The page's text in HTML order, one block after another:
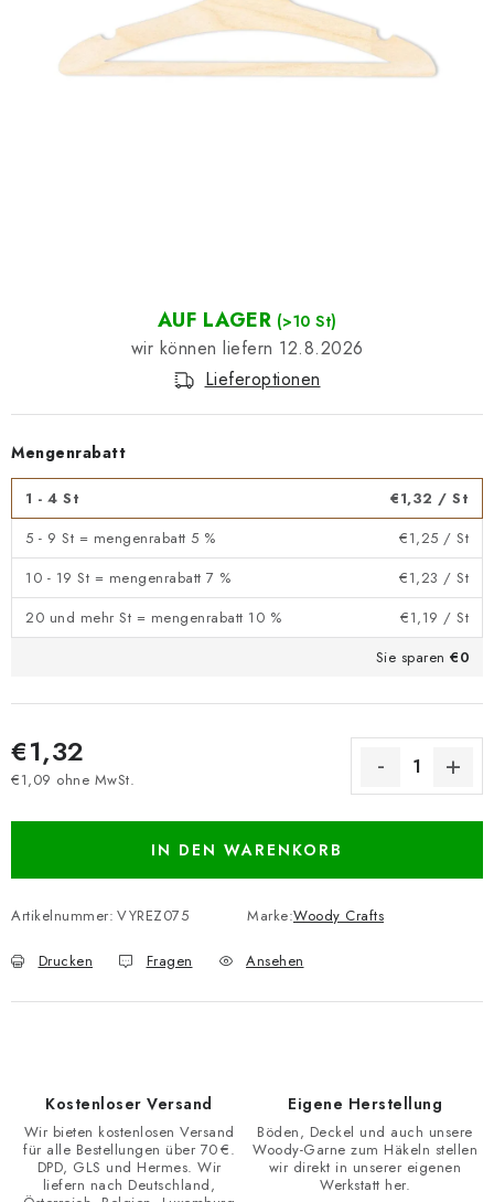
Datenschutzerklärung
AUF LAGER (>10 St)
12.8.2026
Lieferoptionen
Mengenrabatt
1 - 4 St €1,32 / St
5 - 9 St = mengenrabatt 5 %
€1,25 / St
10 - 19 St = mengenrabatt 7 %
€1,23 / St
20 und mehr St = mengenrabatt 10 %
€1,19 / St
Sie sparen €0
€1,32
€1,09 ohne MwSt.
IN DEN WARENKORB
Artikelnummer: VYREZ075 Marke:Woody Crafts
Drucken Fragen Ansehen
Kostenloser Versand
Wir bieten kostenlosen Versand
für alle Bestellungen über 70 €.
DPD, GLS und Hermes. Wir
liefern nach Deutschland,
Eigene Herstellung
Böden, Deckel und auch unsere
Woody-Garne zum Häkeln stellen
wir direkt in unserer eigenen
Werkstatt her.